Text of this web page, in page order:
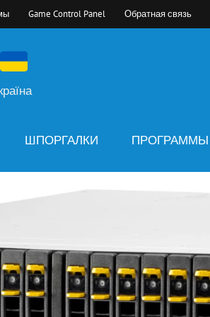
Game Control Panel Обратная связь
ШПОРГАЛКИ ПРОГРАММЫ